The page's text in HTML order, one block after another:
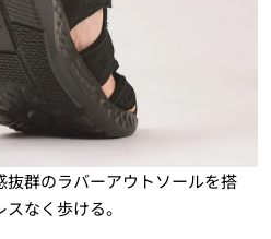
群のラバーアウトソールを搭
なく歩ける。